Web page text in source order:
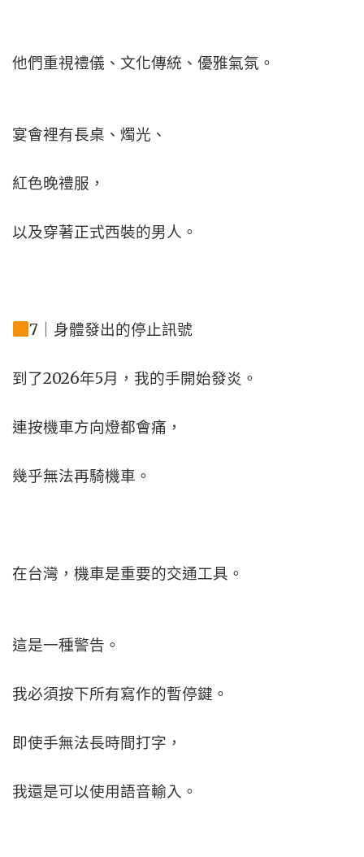
他們重視禮儀、 文化傳統、優雅氣氛。
宴會裡有長桌、燭光、
紅色晚禮服，
以及穿著正式西裝的男人。
7｜身體發出的停止訊號
到了2026年5月， 我的手開始發炎。
連按機車方向燈都會痛，
幾乎無法再騎機車。
在台灣，機車是重要的交通工具。
這是一種警告。
我必須按下所有寫作的暫停鍵。
即使手無法長時間打字，
我還是可以使用語音輸入。